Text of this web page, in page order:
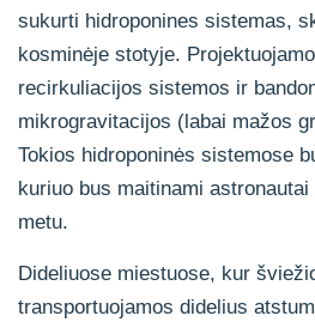
sukurti hidroponines sistemas,
kosminėje stotyje.
recirkuliacijos sistemos ir
mikrogravitacijos (labai mažos
Tokios hidroponinės sistemose
kuriuo bus maitinami
metu.
Dideliuose miestuose, kur
transportuojamos didelius